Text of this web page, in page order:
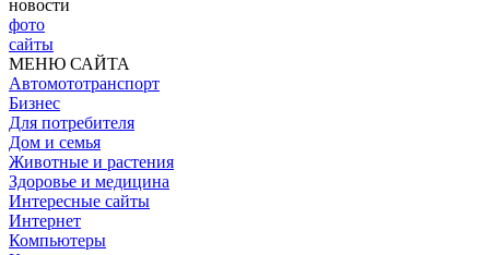
новости
фото
сайты
МЕНЮ САЙТА
Автомототранспорт
Бизнес
Для потребителя
Дом и семья
Животные и растения
Здоровье и медицина
Интересные сайты
Интернет
Компьютеры